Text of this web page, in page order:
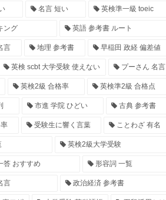
名言 短い 英検準一級 toeic
ング 英語 参考書 ルート
言 地理 参考書 早稲田 政経 偏差値
英検 scbt 大学受験 使えない プーさん 名言
英検2級 合格率 英検準2級 合格点
市進 学院 ひどい 古典 参考書
受験生に響く言葉 ことわざ 有名
英検2級大学受験
答 おすすめ 形容詞 一覧
言 政治経済 参考書